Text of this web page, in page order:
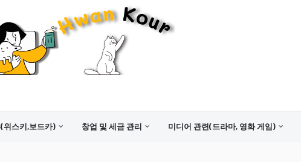
위스키,보드카) 창업 및 세금 관리 미디어 관련(드라마, 영화 게임)